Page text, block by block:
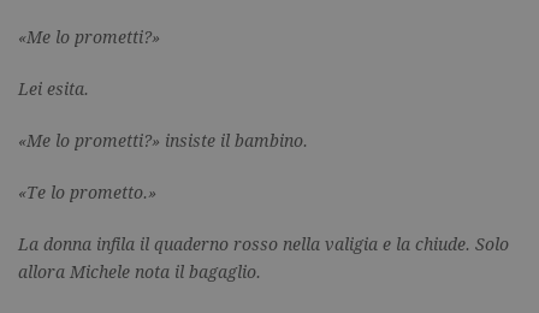
«Me lo prometti?»
Lei esita.
«Me lo prometti?» insiste il bambino.
«Te lo prometto.»
La donna infila il quaderno rosso nella valigia e la chiude. Solo
allora Michele nota il bagaglio.